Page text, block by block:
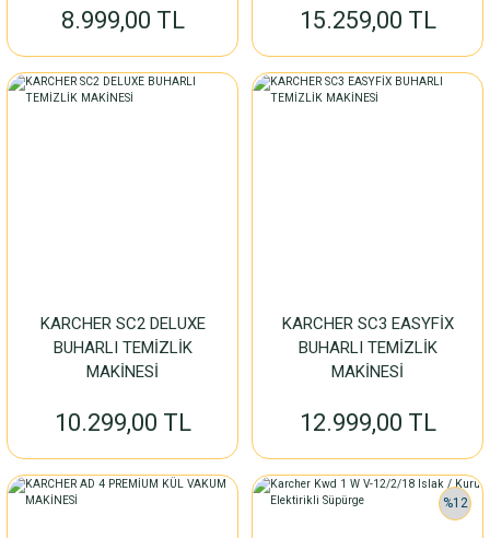
8.999,00 TL 15.259,00 TL
KARCHER SC2 DELUXE
BUHARLI TEMİZLİK
MAKİNESİ
10.299,00 TL
KARCHER SC3 EASYFİX
BUHARLI TEMİZLİK
MAKİNESİ
12.999,00 TL
%12